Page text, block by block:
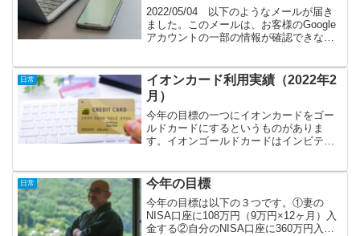
2022/05/04 以下のようなメールが届き
ました。このメールは、お客様のGoogle
アカウントの一部の情報が確認できない
場合、このアカウントでご利用いただい
ているサ...
日常
イオンカード利用実績（2022年2
月）
今年の目標の一つにイオンカードをゴー
ルドカードにするというものがありま
す。イオンゴールドカードはインビテー
イオンカードの利用状況を報告していこ
うと思います。3ヶ月...
日常 今年の目標
今年の目標は以下の３つです。①妻の
NISA口座に108万円（9万円×12ヶ月）入
金する②自分のNISA口座に360万円入金